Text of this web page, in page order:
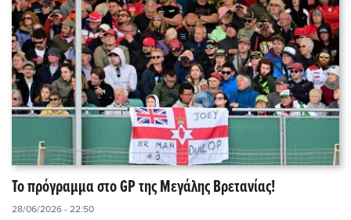
Το πρόγραμμα στο GP της Μεγάλης Βρετανίας!
28/06/2026 - 22:50